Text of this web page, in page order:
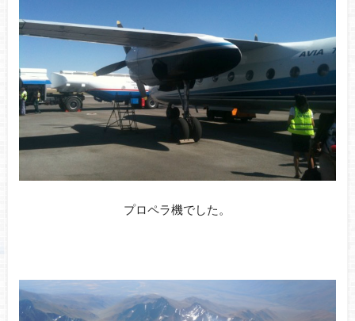
プロペラ機でした。